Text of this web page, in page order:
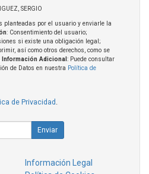
SERGIO
planteadas por el usuario y enviarle la
: Consentimiento del usuario;
si existe una obligación legal;
así como otros derechos, como se
Información Adicional : Puede consultar
de Datos en nuestra Política de
de Privacidad .
Enviar
Información Legal